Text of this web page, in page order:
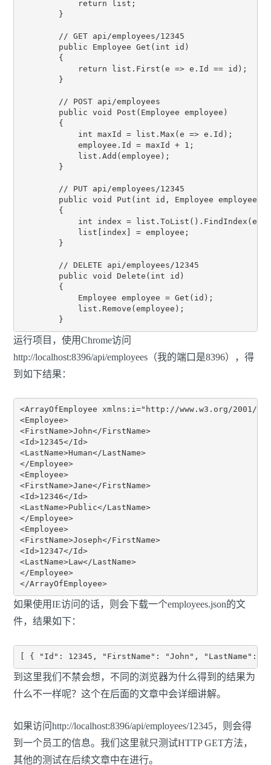
            return list;
        }
        // GET api/employees/12345
        public Employee Get(int id)
        {
            return list.First(e => e.Id == id);
        }
        // POST api/employees
        public void Post(Employee employee)
        {
            int maxId = list.Max(e => e.Id);
            employee.Id = maxId + 1;
            list.Add(employee);
        }
        // PUT api/employees/12345
        public void Put(int id, Employee employee)
        {
int index = list.ToList().FindIndex(e
            list[index] = employee;
        }
        // DELETE api/employees/12345
        public void Delete(int id)
        {
            Employee employee = Get(id);
            list.Remove(employee);
运行项目，使用Chrome访问
http://localhost:8396/api/employees（我的端口是8396），得
到如下结果：
<ArrayOfEmployee xmlns:i="http://www.w3.org/2001/
<Employee>
<FirstName>John</FirstName>
<Id>12345</Id>
<LastName>Human</LastName>
</Employee>
<Employee>
<FirstName>Jane</FirstName>
<Id>12346</Id>
<LastName>Public</LastName>
</Employee>
<Employee>
<FirstName>Joseph</FirstName>
<Id>12347</Id>
<LastName>Law</LastName>
</Employee>
</ArrayOfEmployee>
如果使用IE访问的话，则会下载一个employees.json的文
件，结果如下：
到这里我们不禁会想，不同的浏览器为什么得到的结果为
什么不一样呢？这个在后面的文章中会详细讲解。
如果访问http://localhost:8396/api/employees/12345，则会得
到一个员工的信息。我们这里就只测试HTTP GET方法，
其他的测试在后续文章中在进行。